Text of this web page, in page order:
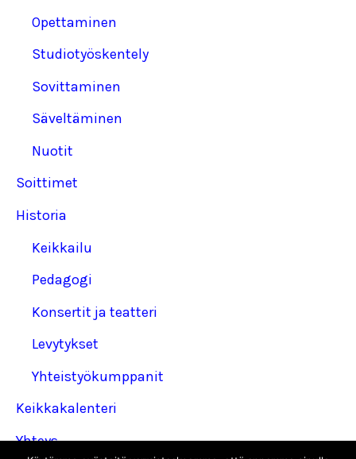
Opettaminen
Studiotyöskentely
Sovittaminen
Säveltäminen
Nuotit
Soittimet
Historia
Keikkailu
Pedagogi
Konsertit ja teatteri
Levytykset
Yhteistyökumppanit
Keikkakalenteri
Yhteys